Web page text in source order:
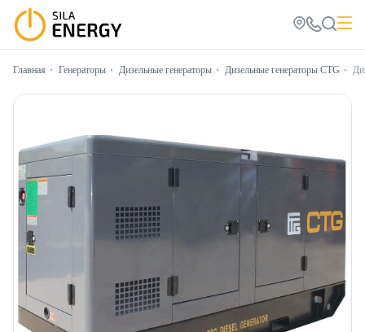
Главная Генераторы Дизельные генераторы Дизельные генераторы CTG